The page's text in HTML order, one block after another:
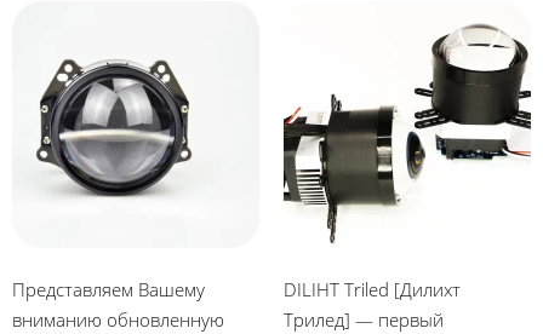
Представляем Вашему
вниманию обновленную
DILIHT Triled [Дилихт
Трилед] — первый